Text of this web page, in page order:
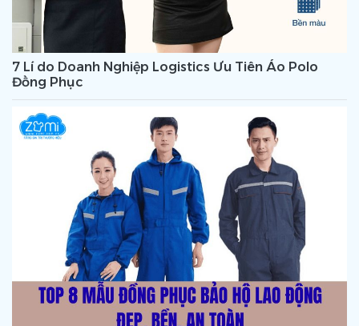
7 Lí do Doanh Nghiệp Logistics Ưu Tiên Áo Polo
Đồng Phục